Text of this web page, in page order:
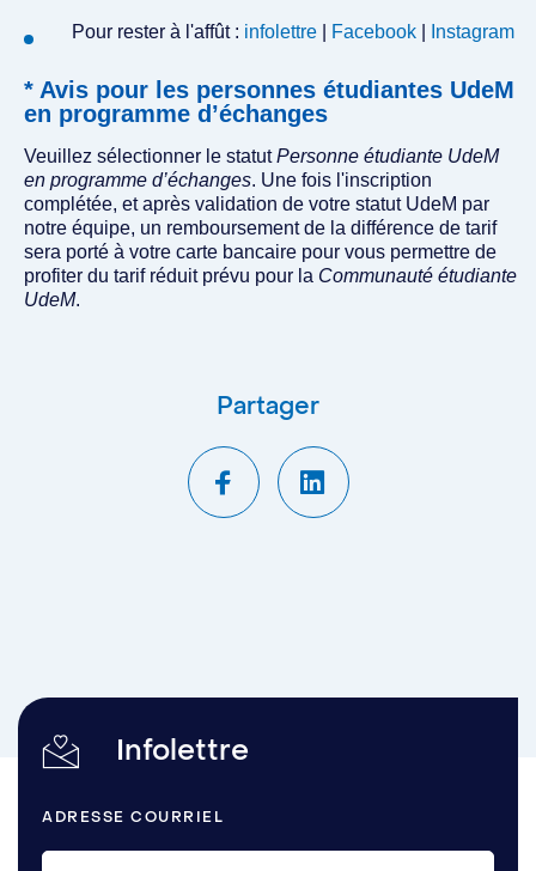
Pour rester à l'affût : infolettre Facebook Instagram
* Avis pour les personnes étudiantes UdeM
en programme d’échanges
Veuillez sélectionner le statutPersonne étudiante UdeM
en programme d’échanges. Une fois l'inscription
complétée, et après validation de votre statut UdeM par
notre équipe, un remboursement de la différence de tarif
sera porté à votre carte bancaire pour vous permettre de
profiter du tarif réduit prévu pour la Communauté étudiante
UdeM.
Partager
Infolettre
ADRESSE COURRIEL